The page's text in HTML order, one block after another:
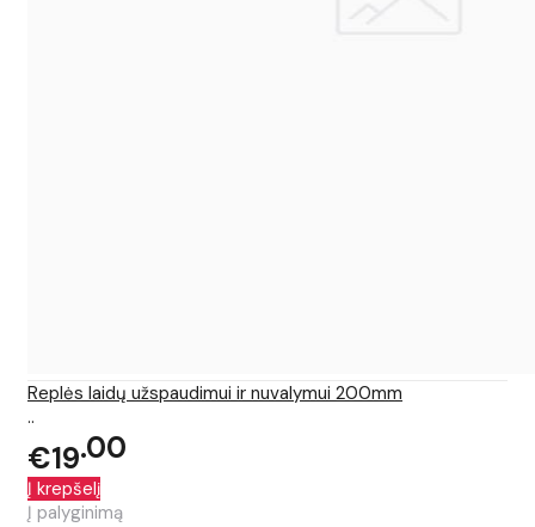
Replės laidų užspaudimui ir nuvalymui 200mm
..
€19 00
Į krepšelį
Į palyginimą